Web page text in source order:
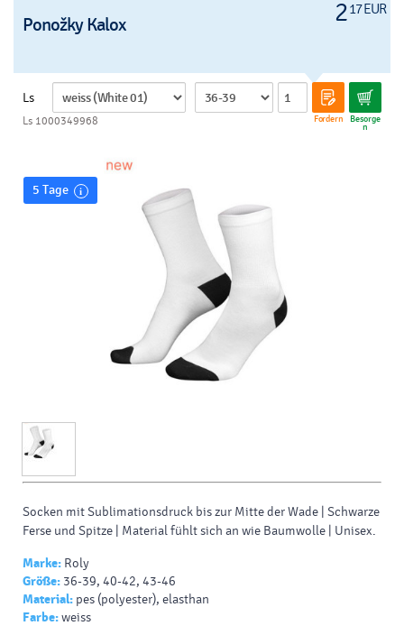
217 EUR
Ponožky Kalox
Ls
Fordern Besorge
n
Ls 1000349968
5 Tage
Socken mit Sublimationsdruck bis zur Mitte der Wade | Schwarze
Ferse und Spitze | Material fühlt sich an wie Baumwolle | Unisex.
Marke: Roly
Größe: 36-39, 40-42, 43-46
Material: pes (polyester), elasthan
Farbe:weiss